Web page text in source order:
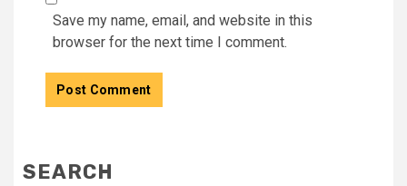
Save my name, email, and website in this
browser for the next time I comment.
SEARCH